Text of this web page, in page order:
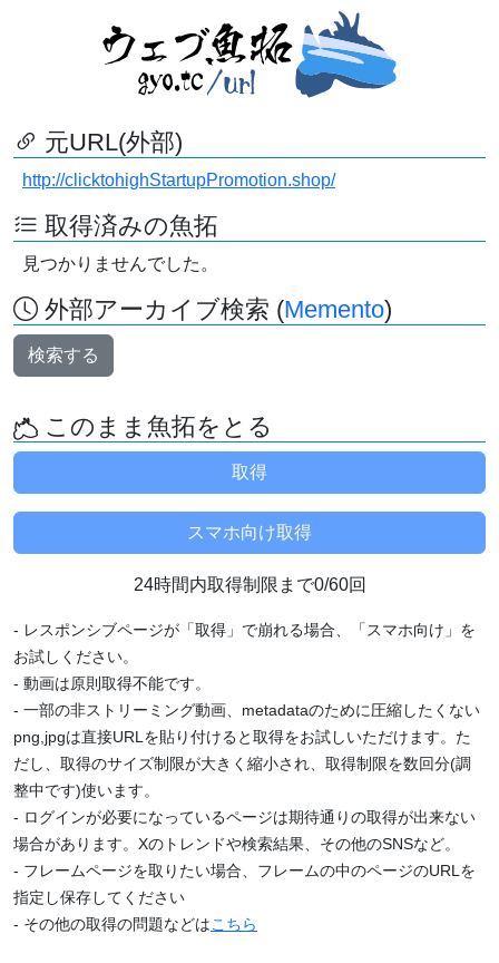
元URL(外部)
http://clicktohighStartupPromotion.shop/
取得済みの魚拓
見つかりませんでした。
外部アーカイブ検索 (Memento)
検索する
このまま魚拓をとる
24時間内取得制限まで0/60回
- レスポンシブページが「取得」で崩れる場合、「スマホ向け」を
お試しください。
- 動画は原則取得不能です。
- 一部の非ストリーミング動画、metadataのために圧縮したくない
png,jpgは直接URLを貼り付けると取得をお試しいただけます。た
だし、取得のサイズ制限が大きく縮小され、取得制限を数回分(調
整中です)使います。
- ログインが必要になっているページは期待通りの取得が出来ない
場合があります。Xのトレンドや検索結果、その他のSNSなど。
- フレームページを取りたい場合、フレームの中のページのURLを
指定し保存してください
- その他の取得の問題などはこちら